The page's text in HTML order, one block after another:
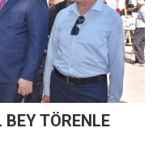
TÖRENLE